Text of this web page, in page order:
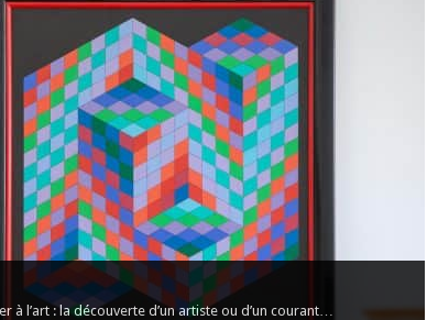
à l’art : la découverte d’un artiste ou d’un courant…